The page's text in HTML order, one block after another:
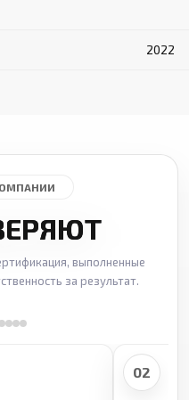
2022
выполненные
за результат.
02